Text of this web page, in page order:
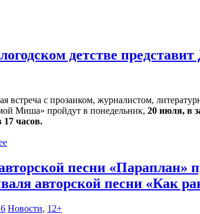
детстве
встреча с прозаиком, журналистом,
Миша» пройдут в понедельник, 20 июля, в
17 часов.
песни «Параплан»
авторской песни «Как
Новости, 12+